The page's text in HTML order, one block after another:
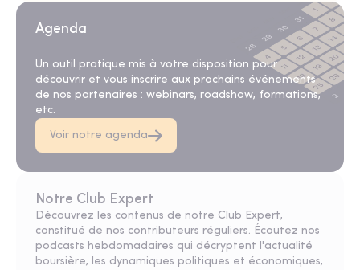
Agenda
Un outil pratique mis à votre disposition pour
découvrir et vous inscrire aux prochains événements
de nos partenaires : webinars, roadshow, formations,
etc.
Voir notre agenda
Notre Club Expert
Découvrez les contenus de notre Club Expert,
constitué de nos contributeurs réguliers. Écoutez nos
podcasts hebdomadaires qui décryptent l'actualité
boursière, les dynamiques politiques et économiques,